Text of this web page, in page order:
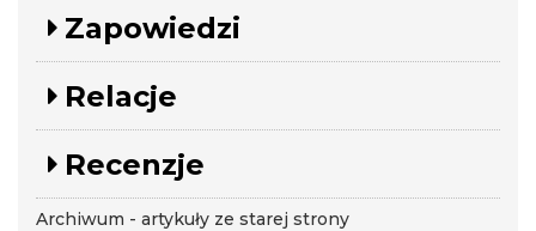
Zapowiedzi
Relacje
Recenzje
Archiwum - artykuły ze starej strony